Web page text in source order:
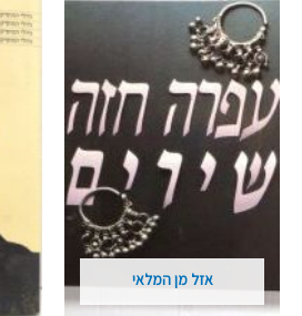
אזל מן המלאי